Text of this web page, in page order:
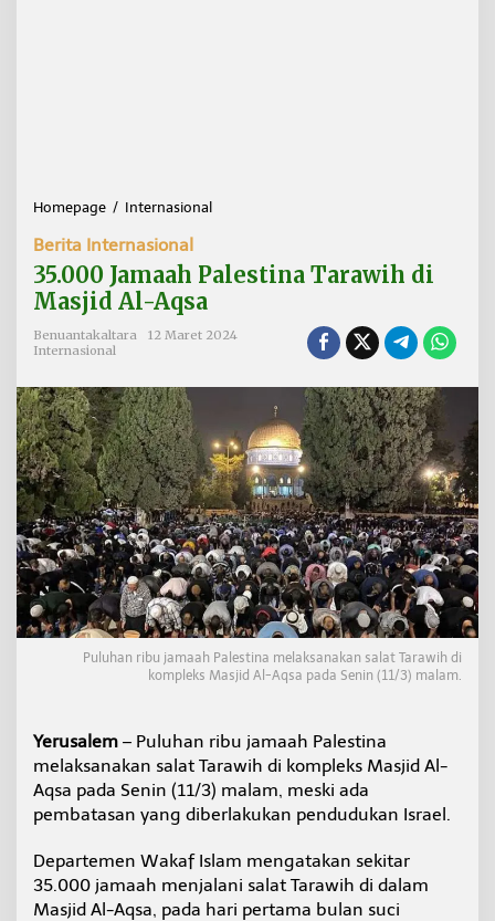
Homepage / Internasional
0
0
a
P
a
l
e
s
t
i
n
a
T
r
a
h
d
i
M
a
j
i
d
Berita Internasional
35.000 Jamaah Palestina Tarawih di
Masjid Al-Aqsa
Benuantakaltara
12 Maret 2024
Internasional
Puluhan ribu jamaah Palestina melaksanakan salat Tarawih di
kompleks Masjid Al-Aqsa pada Senin (11/3) malam.
Yerusalem – Puluhan ribu jamaah Palestina
melaksanakan salat Tarawih di kompleks Masjid Al-
Aqsa pada Senin (11/3) malam, meski ada
pembatasan yang diberlakukan pendudukan Israel.
Departemen Wakaf Islam mengatakan sekitar
35.000 jamaah menjalani salat Tarawih di dalam
Masjid Al-Aqsa, pada hari pertama bulan suci